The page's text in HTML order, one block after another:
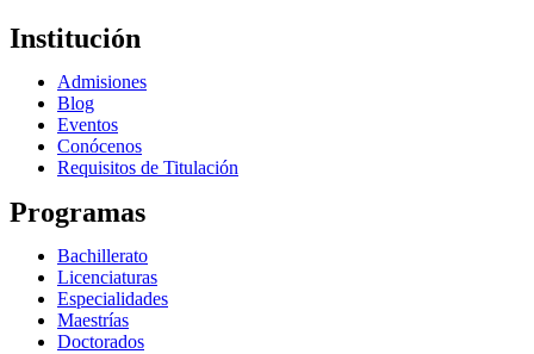
Institución
Admisiones
Blog
Eventos
Conócenos
Requisitos de Titulación
Programas
Bachillerato
Licenciaturas
Especialidades
Maestrías
Doctorados